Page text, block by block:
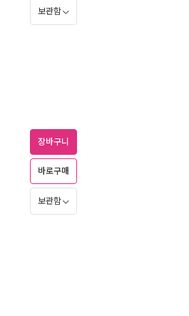
보관함
장바구니
바로구매
보관함